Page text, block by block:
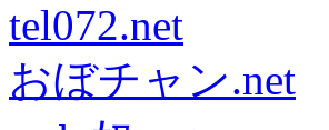
tel072.net
おぼチャン.net